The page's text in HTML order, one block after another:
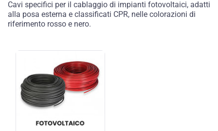
Cavi specifici per il cablaggio di impianti fotovoltaici, adatti
alla posa esterna e classificati CPR, nelle colorazioni di
riferimento rosso e nero.